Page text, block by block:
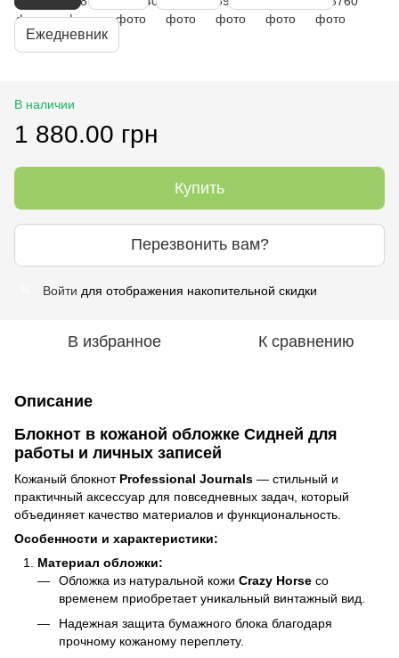
Ежедневник
В наличии
1 880.00 грн
Купить
Перезвонить вам?
Войти для отображения накопительной скидки
В избранное К сравнению
Описание
Блокнот в кожаной обложке Сидней для
работы и личных записей
Кожаный блокнот Professional Journals — стильный и
практичный аксессуар для повседневных задач, который
объединяет качество материалов и функциональность.
Особенности и характеристики:
Материал обложки:
Обложка из натуральной кожи Crazy Horse со
временем приобретает уникальный винтажный вид.
Надежная защита бумажного блока благодаря
прочному кожаному переплету.